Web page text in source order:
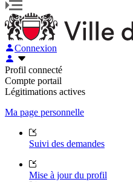
Connexion
Profil connecté
Compte portail
Légitimations actives
Ma page personnelle
Suivi des demandes
Mise à jour du profil